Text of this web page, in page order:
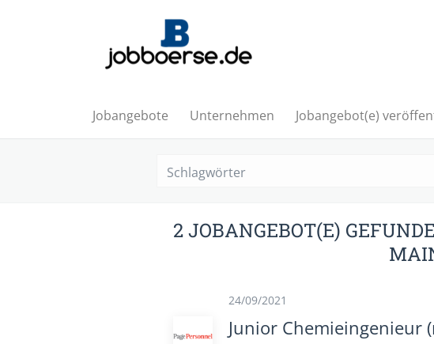
Jobangebote Unternehmen Jobangebot(e)
2 JOBANGEBOT(E)
24/09/2021
Junior Chemieingenieur